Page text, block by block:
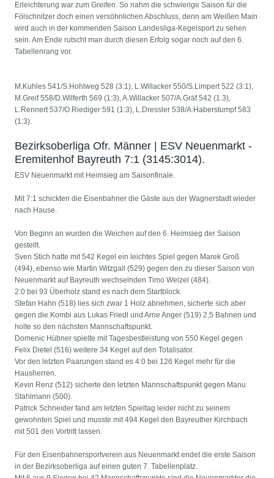
Erleichterung war zum Greifen. So nahm die schwierige Saison für die
Fölschnitzer doch einen versöhnlichen Abschluss, denn am Weißen Main
wird auch in der kommenden Saison Landesliga-Kegelsport zu sehen
sein. Am Ende rutscht man durch diesen Erfolg sogar noch auf den 6.
Tabellenrang vor.
M.Kuhles 541/S.Hohlweg 528 (3:1), L.Willacker 550/S.Limpert 522 (3:1),
M.Greif 558/D.Wilferth 569 (1:3), A.Willacker 507/A.Gräf 542 (1.3),
L.Rennert 537/O.Riediger 591 (1:3), L.Dressler 538/A.Haberstumpf 583
(1:3).
Bezirksoberliga Ofr. Männer | ESV Neuenmarkt -
Eremitenhof Bayreuth 7:1 (3145:3014).
ESV Neuenmarkt mit Heimsieg am Saisonfinale.
Mit 7:1 schickten die Eisenbahner die Gäste aus der Wagnerstadt wieder
nach Hause.
Von Beginn an wurden die Weichen auf den 6. Heimsieg der Saison
gestellt.
Sven Stich hatte mit 542 Kegel ein leichtes Spiel gegen Marek Groß
(494), ebenso wie Martin Witzgall (529) gegen den zu dieser Saison von
Neuenmarkt auf Bayreuth wechselnden Timo Welzel (484).
2:0 bei 93 Überholz stand es nach dem Startblock.
Stefan Hahn (518) lies sich zwar 1 Holz abnehmen, sicherte sich aber
gegen die Kombi aus Lukas Friedl und Arne Anger (519) 2,5 Bahnen und
holte so den nächsten Mannschaftspunkt.
Domenic Hübner spielte mit Tagesbestleistung von 550 Kegel gegen
Felix Dietel (516) weitere 34 Kegel auf den Totalisator.
Vor den letzten Paarungen stand es 4:0 bei 126 Kegel mehr für die
Hausherren.
Kevin Renz (512) sicherte den letzten Mannschaftspunkt gegen Manu
Stahlmann (500).
Patrick Schneider fand am letzten Spieltag leider nicht zu seinem
gewohnten Spiel und musste mit 494 Kegel den Bayreuther Kirchbach
mit 501 den Vortritt lassen.
Für den Eisenbahnersportverein aus Neuenmarkt endet die erste Saison
in der Bezirksoberliga auf einen guten 7. Tabellenplatz.